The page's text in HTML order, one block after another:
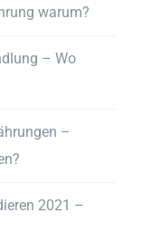
warum?
– Wo
–
2021 –